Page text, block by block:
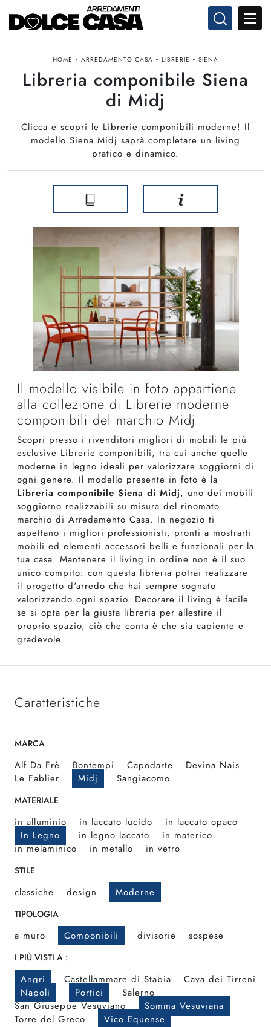
HOME - ARREDAMENTO CASA - LIBRERIE - SIENA
Libreria componibile Siena
di Midj
Clicca e scopri le Librerie componibili moderne! Il
modello Siena Midj saprà completare un living
pratico e dinamico.
Il modello visibile in foto appartiene
alla collezione di Librerie moderne
componibili del marchio Midj
Scopri presso i rivenditori migliori di mobili le più
esclusive Librerie componibili, tra cui anche quelle
moderne in legno ideali per valorizzare soggiorni di
ogni genere. Il modello presente in foto è la
Libreria componibile Siena di Midj, uno dei mobili
soggiorno realizzabili su misura del rinomato
marchio di Arredamento Casa. In negozio ti
aspettano i migliori professionisti, pronti a mostrarti
mobili ed elementi accessori belli e funzionali per la
tua casa. Mantenere il living in ordine non è il suo
unico compito: con questa libreria potrai realizzare
il progetto d'arredo che hai sempre sognato
valorizzando ogni spazio. Decorare il living è facile
se si opta per la giusta libreria per allestire il
proprio spazio, ciò che conta è che sia capiente e
gradevole.
Caratteristiche
MARCA
Alf Da Frè Bontempi Capodarte
Devina Nais
Le Fablier
Midj Sangiacomo
MATERIALE
in alluminio in laccato lucido
in laccato opaco
In Legno
in legno laccato
in materico
in melaminico
in metallo in vetro
STILE
classiche design Moderne
TIPOLOGIA
a muro Componibili divisorie sospese
I PIÙ VISTI A :
Angri Castellammare di Stabia
Cava dei Tirreni
Napoli
Portici
Salerno
San Giuseppe Vesuviano
Somma Vesuviana
Torre del Greco
Vico Equense